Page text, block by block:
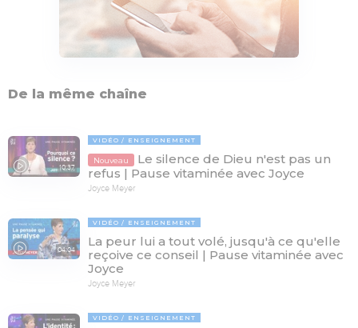
De la même chaîne
10:37
VIDÉO ENSEIGNEMENT
Nouveau
Le silence de Dieu n'est pas un
refus | Pause vitaminée avec Joyce
Joyce Meyer
04:04
VIDÉO ENSEIGNEMENT
La peur lui a tout volé, jusqu'à ce qu'elle
reçoive ce conseil | Pause vitaminée avec
Joyce
Joyce Meyer
VIDÉO ENSEIGNEMENT